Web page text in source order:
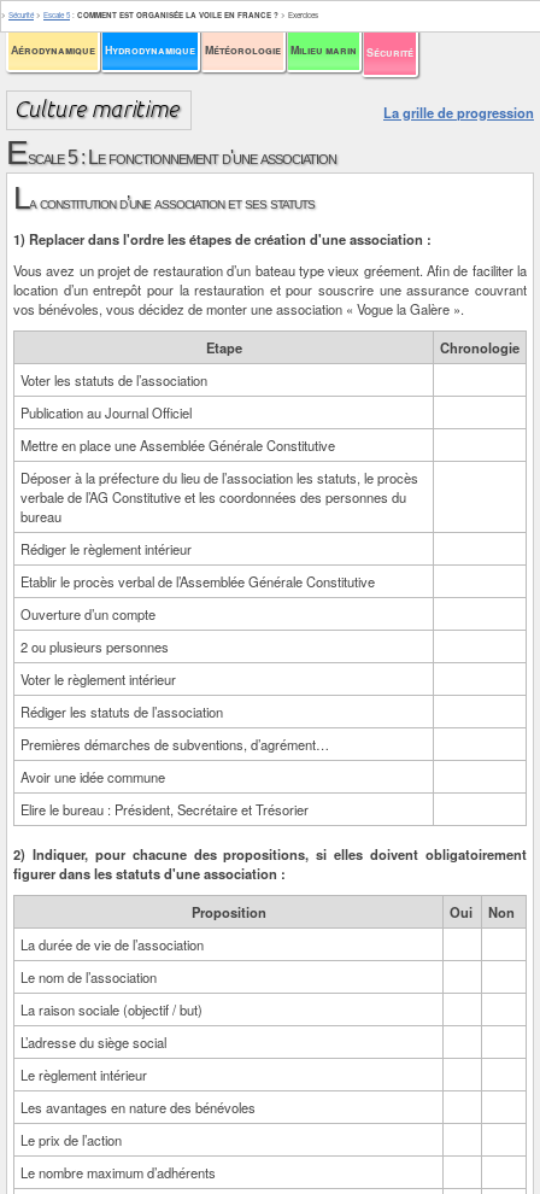
Aérodynamique Hydrodynamique Météorologie Milieu marin Sécurité
> Sécurité > Escale 5 : COMMENT EST ORGANISÉE LA VOILE EN FRANCE ? > Exercices
La grille de progression
Escale 5 : Le fonctionnement d'une association
La constitution d’une association et ses statuts
1) Replacer dans l'ordre les étapes de création d'une association :
Vous avez un projet de restauration d’un bateau type vieux gréement. Afin de faciliter la
location d’un entrepôt pour la restauration et pour souscrire une assurance couvrant
vos bénévoles, vous décidez de monter une association « Vogue la Galère ».
Etape
Chronologie
Voter les statuts de l’association
Publication au Journal Officiel
Mettre en place une Assemblée Générale Constitutive
Déposer à la préfecture du lieu de l’association les statuts, le procès
verbale de l’AG Constitutive et les coordonnées des personnes du
bureau
Rédiger le règlement intérieur
Etablir le procès verbal de l’Assemblée Générale Constitutive
Ouverture d’un compte
2 ou plusieurs personnes
Voter le règlement intérieur
Rédiger les statuts de l’association
Premières démarches de subventions, d’agrément…
Avoir une idée commune
Elire le bureau : Président, Secrétaire et Trésorier
2) Indiquer, pour chacune des propositions, si elles doivent obligatoirement
figurer dans les statuts d'une association :
Proposition
Oui
Non
La durée de vie de l’association
Le nom de l’association
La raison sociale (objectif / but)
L’adresse du siège social
Le règlement intérieur
Les avantages en nature des bénévoles
Le prix de l’action
Le nombre maximum d’adhérents